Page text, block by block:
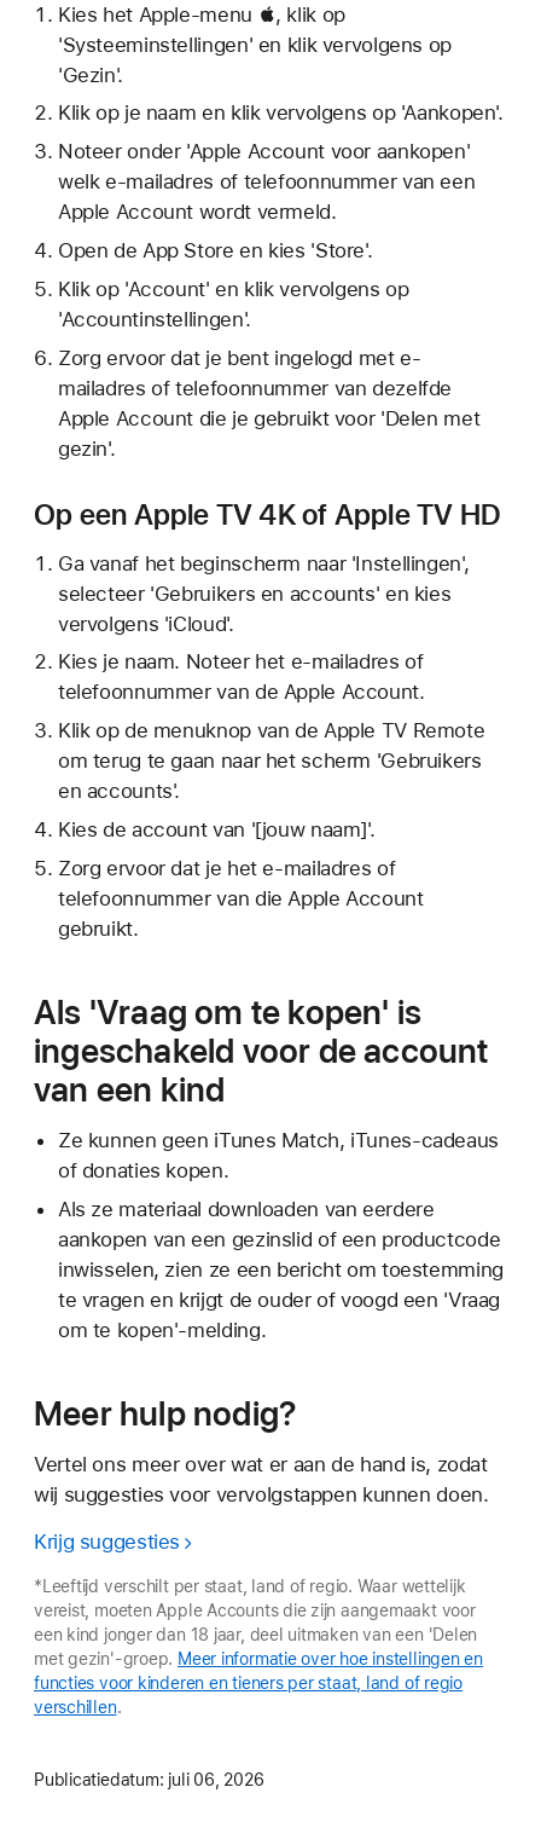
Kies het Apple-menu , klik op
'Systeeminstellingen' en klik vervolgens op
'Gezin'.
Klik op je naam en klik vervolgens op 'Aankopen'.
Noteer onder 'Apple Account voor aankopen'
welk e-mailadres of telefoonnummer van een
Apple Account wordt vermeld.
Open de App Store en kies 'Store'.
Klik op 'Account' en klik vervolgens op
'Accountinstellingen'.
Zorg ervoor dat je bent ingelogd met e-
mailadres of telefoonnummer van dezelfde
Apple Account die je gebruikt voor 'Delen met
gezin'.
Op een Apple TV 4K of Apple TV HD
Ga vanaf het beginscherm naar 'Instellingen',
selecteer 'Gebruikers en accounts' en kies
vervolgens 'iCloud'.
Kies je naam. Noteer het e-mailadres of
telefoonnummer van de Apple Account.
Klik op de menuknop van de Apple TV Remote
om terug te gaan naar het scherm 'Gebruikers
en accounts'.
Kies de account van '[jouw naam]'.
Zorg ervoor dat je het e-mailadres of
telefoonnummer van die Apple Account
gebruikt.
Als 'Vraag om te kopen' is
ingeschakeld voor de account
van een kind
Ze kunnen geen iTunes Match, iTunes-cadeaus
of donaties kopen.
Als ze materiaal downloaden van eerdere
aankopen van een gezinslid of een productcode
inwisselen, zien ze een bericht om toestemming
te vragen en krijgt de ouder of voogd een 'Vraag
om te kopen'-melding.
Meer hulp nodig?
Vertel ons meer over wat er aan de hand is, zodat
wij suggesties voor vervolgstappen kunnen doen.
Krijg suggesties
*Leeftijd verschilt per staat, land of regio. Waar wettelijk
vereist, moeten Apple Accounts die zijn aangemaakt voor
een kind jonger dan 18 jaar, deel uitmaken van een 'Delen
met gezin'-groep. Meer informatie over hoe instellingen en
functies voor kinderen en tieners per staat, land of regio
verschillen.
Publicatiedatum: juli 06, 2026